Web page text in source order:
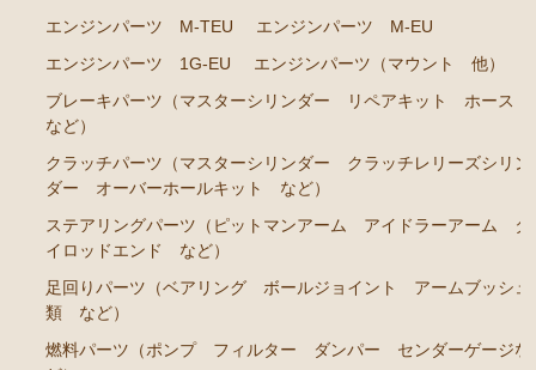
ツ ラックエンド タイロッドエンド など）
燃料パーツ（ポンプ フィルター ダンパー センダ
ーゲージなど）
カローラ スプリンター カローラFX
エンジンパーツ 4A-GELU
80年代、90年代その他
ーズシリンダー オーバーホールキット など）
エンジンパーツ M-TEU
エンジンパーツ M-EU
エンジンパーツ 1G-EU
エンジンパーツ（マウント 他）
ブレーキパーツ（マスターシリンダー リペアキット ホース
など）
クラッチパーツ（マスターシリンダー クラッチレリーズシリン
ダー オーバーホールキット など）
ステアリングパーツ（ピットマンアーム アイドラーアーム タ
イロッドエンド など）
足回りパーツ（ベアリング ボールジョイント アームブッシュ
類 など）
燃料パーツ（ポンプ フィルター ダンパー センダーゲージな